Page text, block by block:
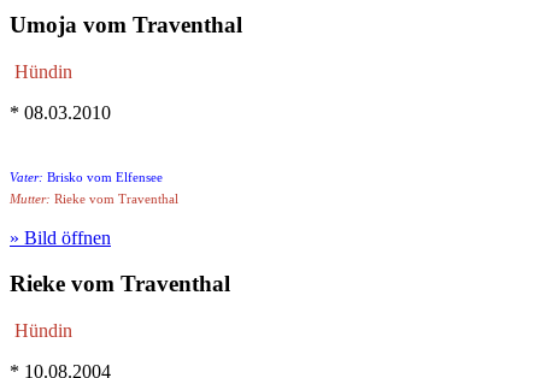
Umoja vom Traventhal
Hündin
* 08.03.2010
Vater: Brisko vom Elfensee
Mutter: Rieke vom Traventhal
» Bild öffnen
Rieke vom Traventhal
Hündin
* 10.08.2004